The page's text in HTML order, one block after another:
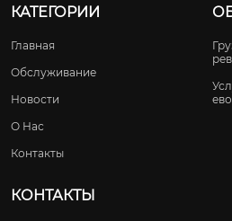
КАТЕГОРИИ
Главная
Обслуживание
Новости
О Нас
Контакты
КОНТАКТЫ